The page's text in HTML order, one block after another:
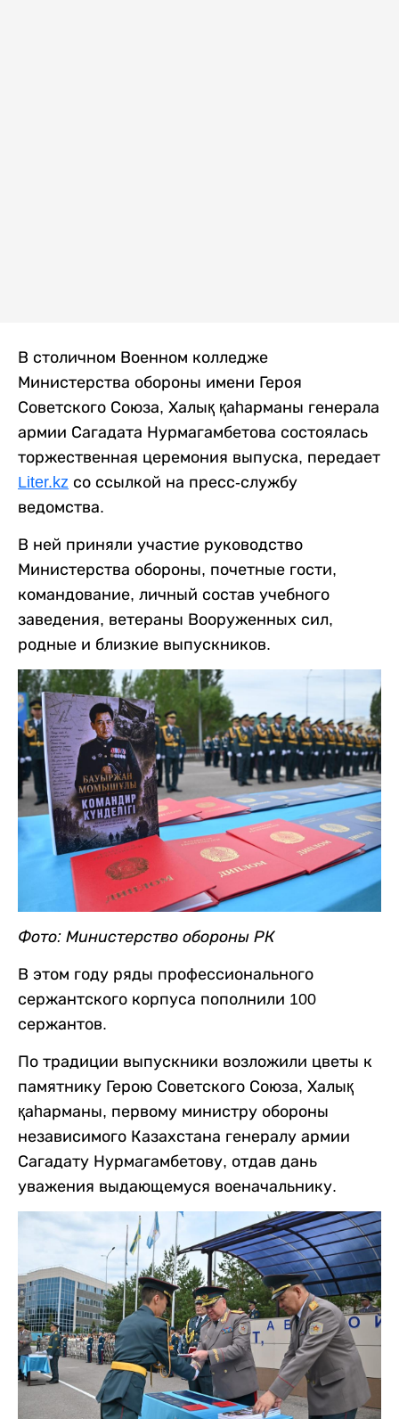
В столичном Военном колледже
Министерства обороны имени Героя
Советского Союза, Халық қаһарманы генерала
армии Сагадата Нурмагамбетова состоялась
торжественная церемония выпуска, передает
Liter.kz со ссылкой на пресс-службу
ведомства.
В ней приняли участие руководство
Министерства обороны, почетные гости,
командование, личный состав учебного
заведения, ветераны Вооруженных сил,
родные и близкие выпускников.
Фото: Министерство обороны РК
В этом году ряды профессионального
сержантского корпуса пополнили 100
сержантов.
По традиции выпускники возложили цветы к
памятнику Герою Советского Союза, Халық
қаһарманы, первому министру обороны
независимого Казахстана генералу армии
Сагадату Нурмагамбетову, отдав дань
уважения выдающемуся военачальнику.